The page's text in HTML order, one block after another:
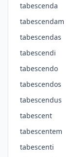
tabescenda
tabescendam
tabescendas
tabescendi
tabescendo
tabescendos
tabescendus
tabescent
tabescentem
tabescenti